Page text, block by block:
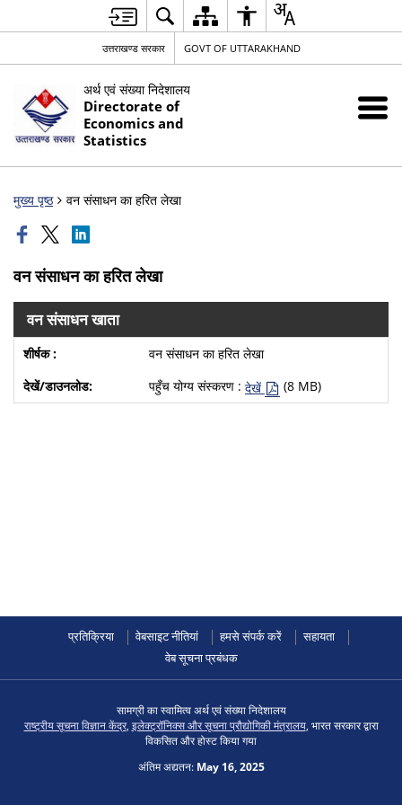
उत्तराखण्ड सरकार GOVT OF UTTARAKHAND
अर्थ एवं संख्या निदेशालय
Directorate of
Economics and
Statistics
मुख्य पृष्ठ वन संसाधन का हरित लेखा
वन संसाधन का हरित लेखा
वन संसाधन खाता
वन संसाधन का हरित लेखा
पहुँच योग्य संस्करण : देखें (8 MB)
प्रतिक्रिया वेबसाइट नीतियां हमसे संपर्क करें
सहायता
वेब सूचना प्रबंधक
सामग्री का स्वामित्व अर्थ एवं संख्या निदेशालय
राष्ट्रीय सूचना विज्ञान केंद्र, इलेक्ट्रॉनिक्स और सूचना प्रौद्योगिकी मंत्रालय, भारत सरकार द्वारा
विकसित और होस्ट किया गया
अंतिम अद्यतन: May 16, 2025